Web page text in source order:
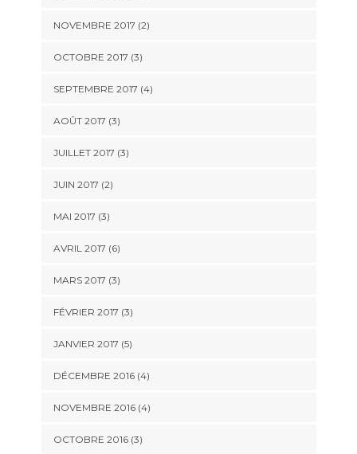
NOVEMBRE 2017 (2)
OCTOBRE 2017 (3)
SEPTEMBRE 2017 (4)
AOÛT 2017 (3)
JUILLET 2017 (3)
JUIN 2017 (2)
MAI 2017 (3)
AVRIL 2017 (6)
MARS 2017 (3)
FÉVRIER 2017 (3)
JANVIER 2017 (5)
DÉCEMBRE 2016(4)
NOVEMBRE 2016(4)
OCTOBRE 2016(3)